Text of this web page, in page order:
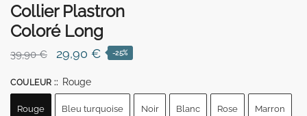
Collier Plastron
Coloré Long
39,90€
Le
initial
était :
29,90 €Le
est :
-25%
COULEUR :: Rouge
Rouge Bleu turquoise Noir Blanc Rose Marron